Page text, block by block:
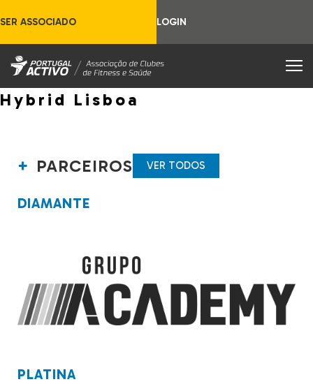
SER ASSOCIADO LOGIN
Hybrid Lisboa
PARCEIROS VER TODOS
DIAMANTE
PLATINA